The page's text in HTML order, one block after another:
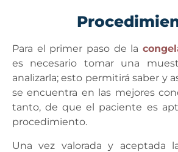
Para el primer paso de la
es necesario tomar una
analizarla; esto permitirá saber y
se encuentra en las mejores
tanto, de que el paciente es
procedimiento.
Una vez valorada y aceptada